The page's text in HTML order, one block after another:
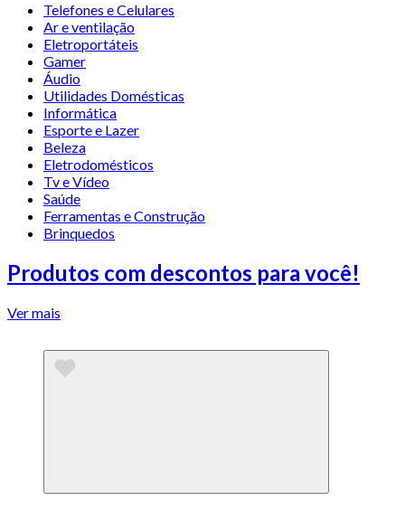
Telefones e Celulares
Ar e ventilação
Eletroportáteis
Gamer
Áudio
Utilidades Domésticas
Informática
Esporte e Lazer
Beleza
Eletrodomésticos
Tv e Vídeo
Saúde
Ferramentas e Construção
Brinquedos
Produtos com descontos para você!
Ver mais